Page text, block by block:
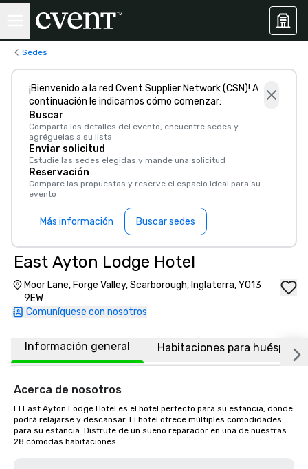
Sedes
¡Bienvenido a la red Cvent Supplier Network (CSN)! A
continuación le indicamos cómo comenzar:
Buscar
Comparta los detalles del evento, encuentre sedes y
agréguelas a su lista
Enviar solicitud
Estudie las sedes elegidas y mande una solicitud
Reservación
Compare las propuestas y reserve el espacio ideal para su
evento
Más información Buscar sedes
East Ayton Lodge Hotel
Moor Lane, Forge Valley, Scarborough, Inglaterra, YO13
9EW
Comuníquese con nosotros
Información general Habitaciones para
Acerca de nosotros
El East Ayton Lodge Hotel es el hotel perfecto para su estancia, donde
podrá relajarse y descansar. El hotel ofrece múltiples comodidades
para su estancia. Disfrute de un sueño reparador en una de nuestras
28 cómodas habitaciones.